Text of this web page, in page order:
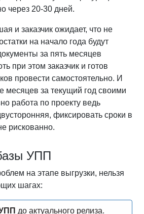
через 20-30 дней.
и заказчик ожидает, что не
на начало года будут
за пять месяцев
при этом заказчик и готов
провести самостоятельно. И
месяцев за текущий год своими
работа по проекту ведь
фиксировать сроки в
рискованно.
УПП
на этапе выгрузки, нельзя
шагах:
до актуального релиза.